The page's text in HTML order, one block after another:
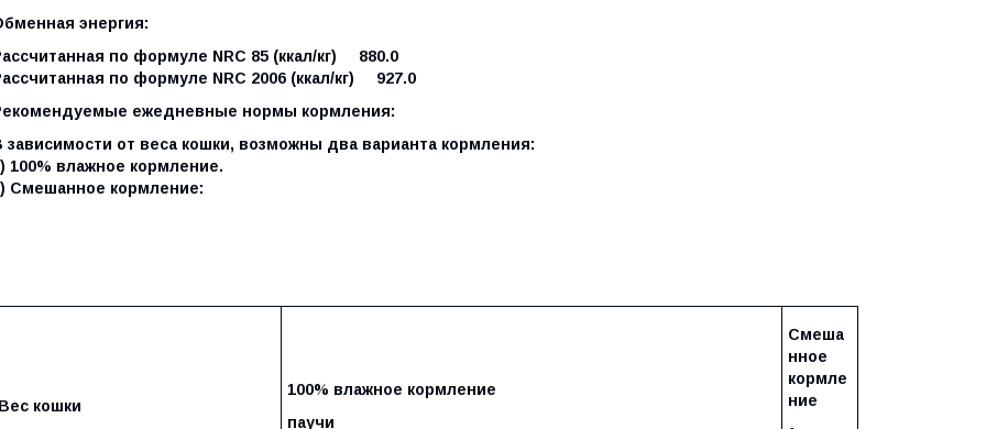
энергия:
по формуле NRC 85 (ккал/кг) 880.0
по формуле NRC 2006 (ккал/кг) 927.0
ежедневные нормы кормления:
зависимости от веса кошки, возможны два варианта кормления:
100% влажное кормление.
Смешанное кормление:
Вес кошки
100% влажное кормление
паучи
Смеша
нное
кормле
ние